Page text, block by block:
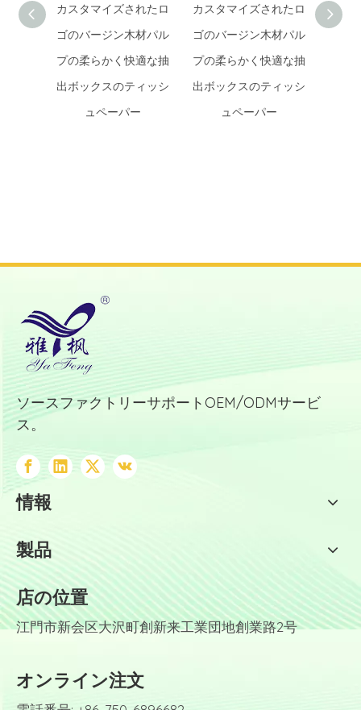
カスタマイズされたロ
ゴのバージン木材パル
プの柔らかく快適な抽
出ボックスのティッシ
ュペーパー
カスタマイズされたロ
ゴのバージン木材パル
プの柔らかく快適な抽
出ボックスのティッシ
ュペーパー
カス
ソースファクトリーサポートOEM/ODMサービ
ス。
情報
製品
店の位置
江門市新会区大沢町創新来工業団地創業路2号
オンライン注文